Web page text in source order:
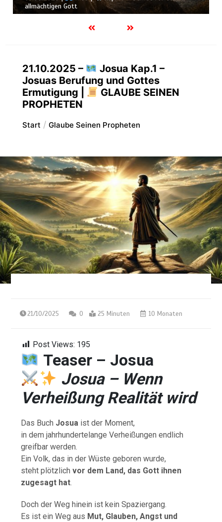
Schöpfung
21.10.2025 –
Josua Kap.1 –
Josuas Berufung und Gottes
Ermutigung |
GLAUBE SEINEN
PROPHETEN
Start Glaube Seinen Propheten
21/10/2025 0 25 Minuten 10 Monaten
Post Views: 195
Teaser – Josua
Josua – Wenn
Verheißung Realität wird
Das Buch Josua ist der Moment,
in dem jahrhundertelange Verheißungen endlich
greifbar werden.
Ein Volk, das in der Wüste geboren wurde,
steht plötzlichvor dem Land, das Gott ihnen
zugesagt hat.
Doch der Weg hinein ist kein Spaziergang.
Es ist ein Weg aus Mut, Glauben, Angst und